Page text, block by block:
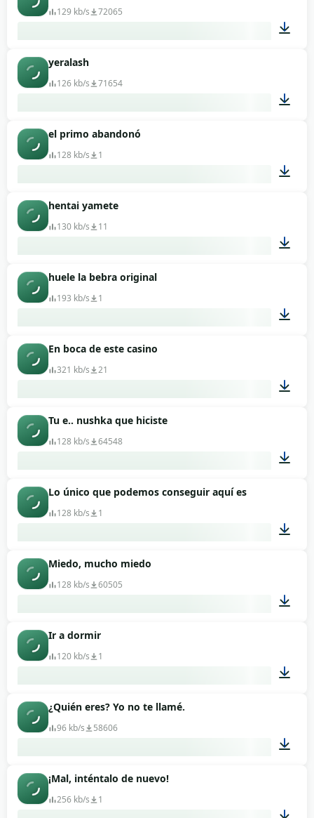
129 kb/s 72065
yeralash
126 kb/s 71654
el primo abandonó
128 kb/s 1
hentai yamete
130 kb/s 11
huele la bebra original
193 kb/s 1
En boca de este casino
321 kb/s 21
Tu e.. nushka que hiciste
128 kb/s 64548
Lo único que podemos conseguir aquí es
128 kb/s 1
Miedo, mucho miedo
128 kb/s 60505
Ir a dormir
120 kb/s 1
¿Quién eres? Yo no te llamé.
96 kb/s 58606
¡Mal, inténtalo de nuevo!
256 kb/s 1